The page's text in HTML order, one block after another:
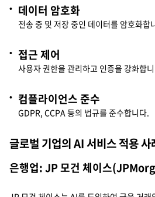
데이터 암호화
전송 중 및 저장 중인 데이터를 암호화합
접근 제어
사용자 권한을 관리하고 인증을 강화합
컴플라이언스 준수
GDPR, CCPA 등의 법규를 준수합니다.
글로벌 기업의 AI 서비스 적용 사
은행업: JP 모건 체이스